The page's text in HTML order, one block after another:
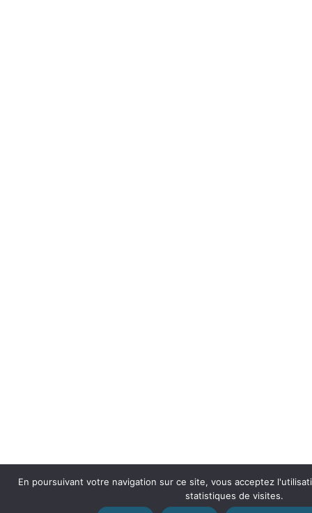
En poursuivant votre navigation sur ce site, vous acceptez
statistiques de visites.